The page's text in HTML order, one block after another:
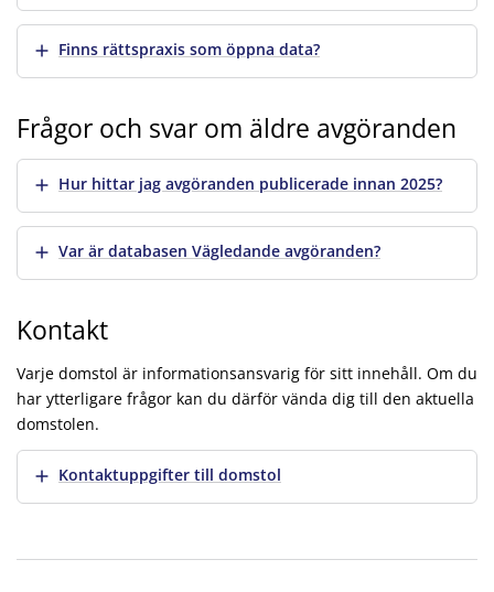
Visa merFinns rättspraxis som öppna data?
Frågor och svar om äldre avgöranden
Visa merHur hittar jag avgöranden publicerade innan 2025?
Visa merVar är databasen Vägledande avgöranden?
Kontakt
Varje domstol är informationsansvarig för sitt innehåll. Om du
har ytterligare frågor kan du därför vända dig till den aktuella
domstolen.
Visa merKontaktuppgifter till domstol